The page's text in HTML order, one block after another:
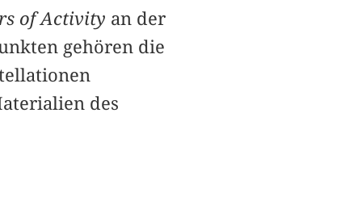
of Activity an der
gehören die
des